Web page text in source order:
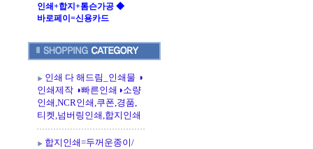
인쇄+합지+톰슨가공 ◆
바로페이=신용카드
인쇄 다 해드림_인쇄물 ◑
인쇄제작 ◑빠른인쇄◑소량
인쇄,NCR인쇄,쿠폰,경품,
티켓,넘버링인쇄,합지인쇄
합지인쇄=두꺼운종이/